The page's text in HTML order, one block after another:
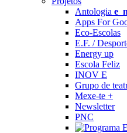
Antologia
Apps For
Eco-Escolas
E.F. /
Energy up
Escola Feliz
INOV E
Grupo de
Mexe-te +
Newsletter
PNC